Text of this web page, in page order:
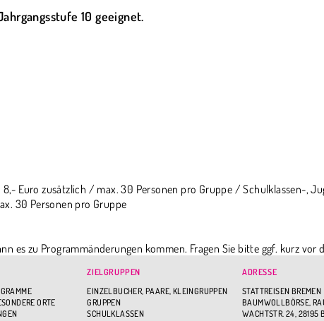
10 geeignet.
Euro zusätzlich / max. 30 Personen pro Gruppe / Schulklassen-,
30 Personen pro Gruppe
es zu Programmänderungen kommen. Fragen Sie bitte ggf. kurz vor
ORTE
ZIELGRUPPEN
EINZELBUCHER, PAARE, KLEINGRUPPEN
GRUPPEN
SCHULKLASSEN
ADRESSE
STATTREISEN BREMEN
BAUMWOLLBÖRSE,
WACHTSTR. 24, 28195